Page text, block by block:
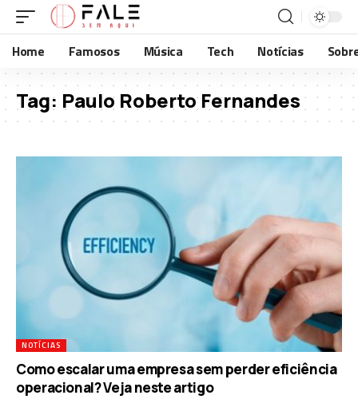
Home Famosos Música Tech Notícias
Tag: Paulo Roberto Fernandes
NOTÍCIAS
Como escalar uma empresa sem perder eficiência
operacional? Veja neste artigo